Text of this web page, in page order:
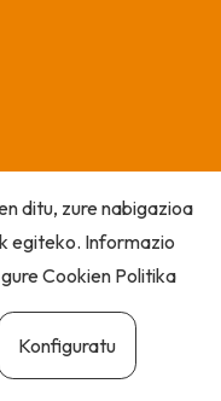
ditu, zure nabigazioa
egiteko. Informazio
Cookien Politika
Konfiguratu